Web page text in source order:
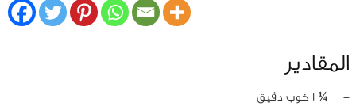
المقادير
‏-
¼ 1 كوب دقيق